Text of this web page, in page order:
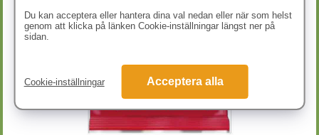
Du kan acceptera eller hantera dina val nedan eller när som helst
genom att klicka på länken Cookie-inställningar längst ner på
sidan.
Cookie-inställningar Acceptera alla